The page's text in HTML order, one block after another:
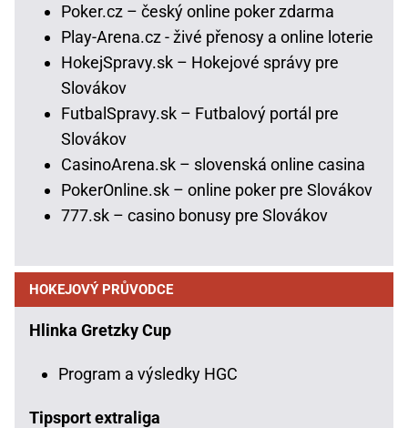
Poker.cz – český online poker zdarma
Play-Arena.cz - živé přenosy a online loterie
HokejSpravy.sk – Hokejové správy pre
Slovákov
FutbalSpravy.sk – Futbalový portál pre
Slovákov
CasinoArena.sk – slovenská online casina
PokerOnline.sk – online poker pre Slovákov
777.sk – casino bonusy pre Slovákov
HOKEJOVÝ PRŮVODCE
Hlinka Gretzky Cup
Program a výsledky HGC
Tipsport extraliga